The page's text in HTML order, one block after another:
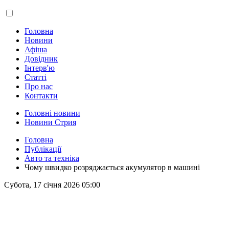
Головна
Новини
Афіша
Довідник
Інтерв'ю
Статті
Про нас
Контакти
Головні новини
Новини Стрия
Головна
Публікації
Авто та техніка
Чому швидко розряджається акумулятор в машині
Субота, 17 січня 2026 05:00